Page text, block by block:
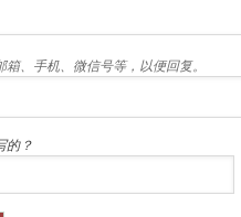
、手机、微信号等，以便回复。
的？